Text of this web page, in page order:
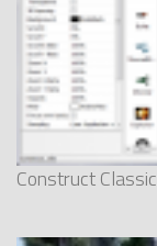
Construct Classic